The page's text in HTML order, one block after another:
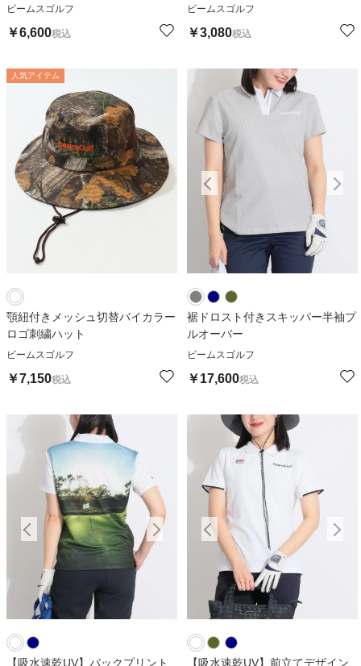
ビームスゴルフ
￥6,600税込
ビームスゴルフ
￥3,080税込
人気アイテム
顎紐付きメッシュ切替バイカラー
ロゴ刺繍ハット
ビームスゴルフ
￥7,150税込
裾ドロスト付きスキッパー半袖プ
ルオーバー
ビームスゴルフ
￥17,600税込
【吸水速乾UV】バックプリント 【吸水速乾UV】前立てデザイン